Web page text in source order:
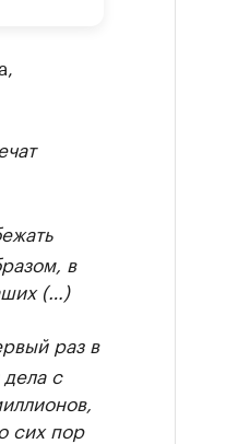
в
(…)
раз в
с
сих пор